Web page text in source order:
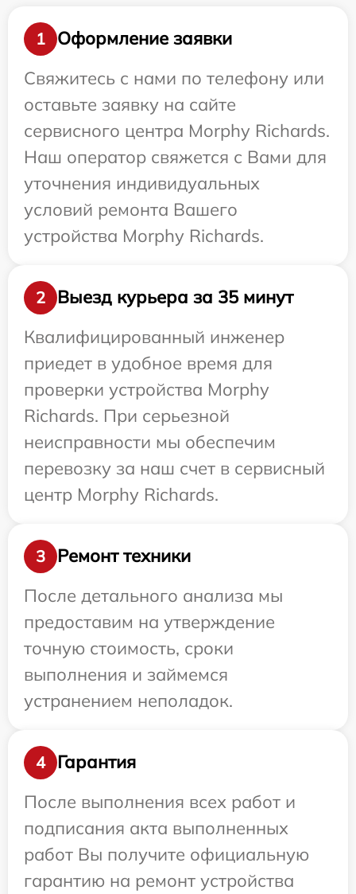
1
Оформление заявки
Свяжитесь с нами по телефону или
оставьте заявку на сайте
сервисного центра Morphy Richards.
Наш оператор свяжется с Вами для
уточнения индивидуальных
условий ремонта Вашего
устройства Morphy Richards.
2
Выезд курьера за 35 минут
Квалифицированный инженер
приедет в удобное время для
проверки устройства Morphy
Richards. При серьезной
неисправности мы обеспечим
перевозку за наш счет в сервисный
центр Morphy Richards.
3
Ремонт техники
После детального анализа мы
предоставим на утверждение
точную стоимость, сроки
выполнения и займемся
устранением неполадок.
4
Гарантия
После выполнения всех работ и
подписания акта выполненных
работ Вы получите официальную
гарантию на ремонт устройства